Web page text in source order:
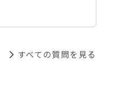
すべての質問を見る